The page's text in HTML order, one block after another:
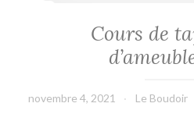
Cours de
novembre 4, 2021 Le Boudoir